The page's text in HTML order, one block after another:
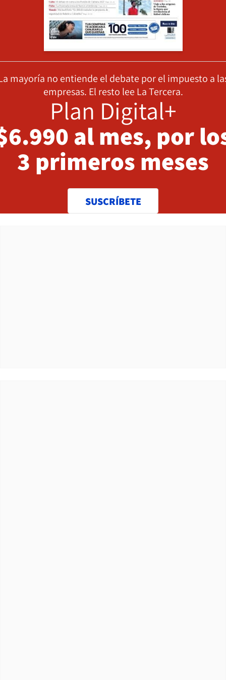
mayoría no entiende el debate por el impuesto a
empresas. El resto lee La Tercera.
Plan Digital+
al mes, por
3 primeros meses
SUSCRÍBETE